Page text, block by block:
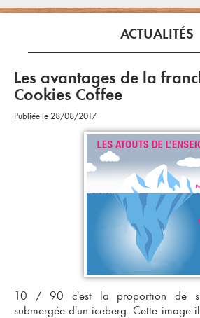
ACTUALITÉS
Les avantages de la
Cookies Coffee
Publiée le 28/08/2017
10 / 90 c'est la proportion de
submergée d'un iceberg. Cette image